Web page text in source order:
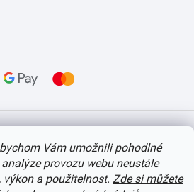
Vám umožnili pohodlné
provozu webu neustále
a použitelnost. Zde si můžete
práva vyhrazena. Upravit nastavení cookies